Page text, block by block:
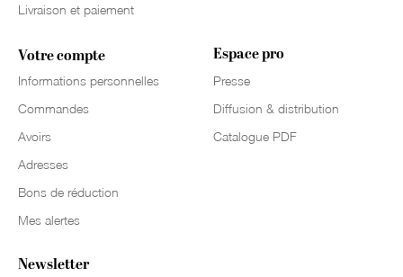
Livraison et paiement
Votre compte
Informations personnelles
Commandes
Avoirs
Adresses
Bons de réduction
Mes alertes
Espace pro
Presse
Diffusion & distribution
Catalogue PDF
Newsletter